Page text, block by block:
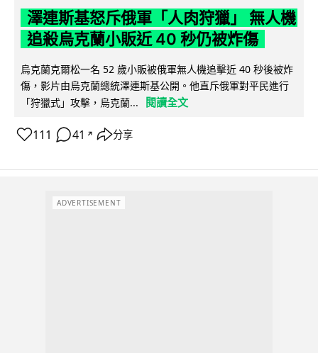
澤連斯基怒斥俄軍「人肉狩獵」 無人機
追殺烏克蘭小販近 40 秒仍被炸傷
烏克蘭克爾松一名 52 歲小販被俄軍無人機追擊近 40 秒後被炸
傷，影片由烏克蘭總統澤連斯基公開。他直斥俄軍對平民進行
「狩獵式」攻擊，烏克蘭...
閱讀全文
111 41 ↗ 分享
ADVERTISEMENT